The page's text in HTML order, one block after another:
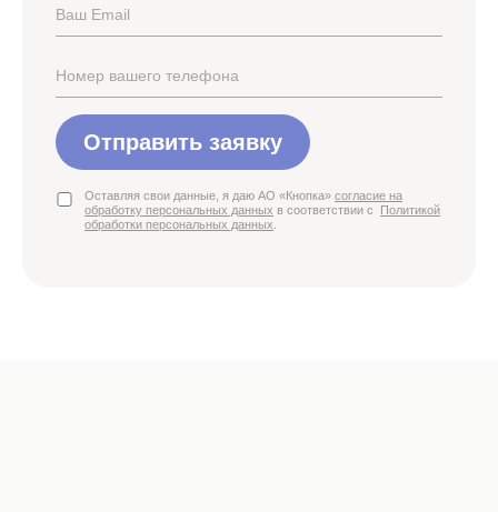
Отправить заявку
Оставляя свои данные, я даю АО «Кнопка» согласие на
обработку персональных данных в соответствии с Политикой
обработки персональных данных